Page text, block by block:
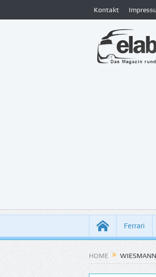
Kontakt
Ferrari
HOME WIESMANN